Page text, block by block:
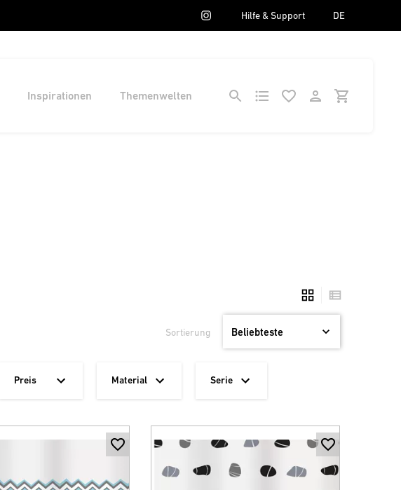
Hilfe & Support DE
Inspirationen Themenwelten
Sortierung
Preis Material Serie